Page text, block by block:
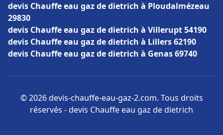
devis Chauffe eau gaz de dietrich à Ploudalmézeau
29830
devis Chauffe eau gaz de dietrich à Villerupt 54190
devis Chauffe eau gaz de dietrich à Lillers 62190
devis Chauffe eau gaz de dietrich à Genas 69740
© 2026 devis-chauffe-eau-gaz-2.com. Tous droits
réservés - devis Chauffe eau gaz de dietrich